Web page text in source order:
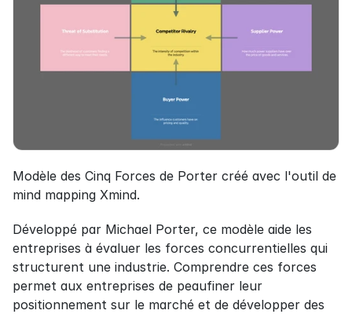
Modèle des Cinq Forces de Porter créé avec l'outil de
mind mapping Xmind.
Développé par Michael Porter, ce modèle aide les
entreprises à évaluer les forces concurrentielles qui
structurent une industrie. Comprendre ces forces
permet aux entreprises de peaufiner leur
positionnement sur le marché et de développer des